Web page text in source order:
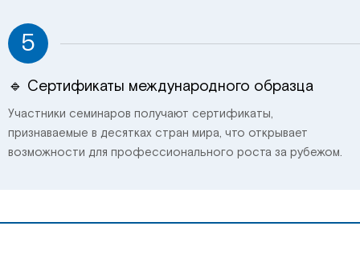
5
🔹 Сертификаты международного образца
Участники семинаров получают сертификаты,
признаваемые в десятках стран мира, что открывает
возможности для профессионального роста за рубежом.